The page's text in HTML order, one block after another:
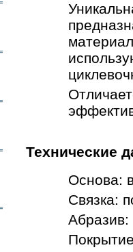
Технические
Основа:
Связка:
Абразив: